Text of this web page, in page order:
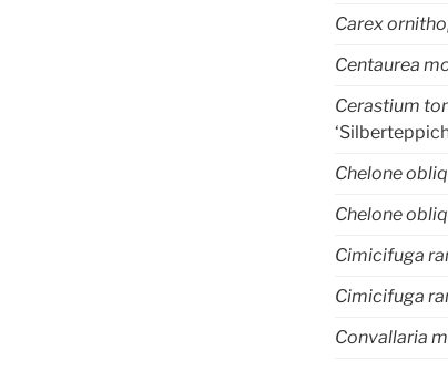
Carex
Centaurea
Cerastium
Chelone
Chelone
Cimicifuga
Cimicifuga
Convallaria